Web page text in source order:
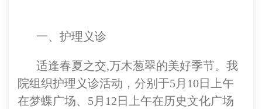
一、 护理义诊
适逢春夏之交,万木葱翠的美好季节。我
院组织护理义诊活动，分别于5月10日上午
在梦蝶广场、5月12日上午在历史文化广场